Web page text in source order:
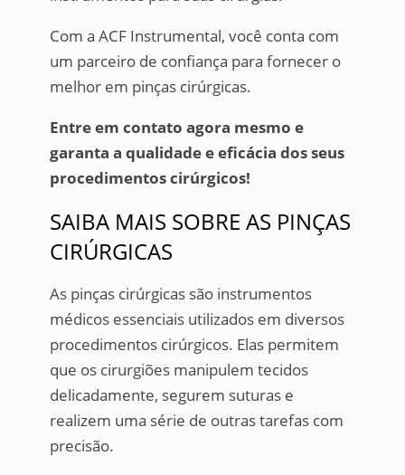
Com a ACF Instrumental, você conta com
um parceiro de confiança para fornecer o
melhor em pinças cirúrgicas.
Entre em contato agora mesmo e
garanta a qualidade e eficácia dos seus
procedimentos cirúrgicos!
SAIBA MAIS SOBRE AS PINÇAS
CIRÚRGICAS
As pinças cirúrgicas são instrumentos
médicos essenciais utilizados em diversos
procedimentos cirúrgicos. Elas permitem
que os cirurgiões manipulem tecidos
delicadamente, segurem suturas e
realizem uma série de outras tarefas com
precisão.